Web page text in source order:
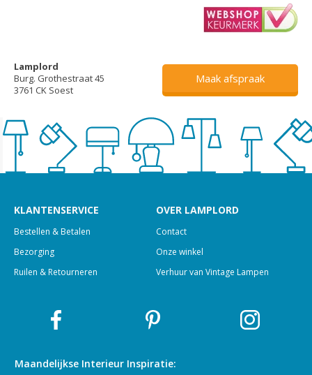
Lamplord
Burg. Grothestraat 45
3761 CK Soest
Maak afspraak
KLANTENSERVICE
Bestellen & Betalen
Bezorging
Ruilen & Retourneren
OVER LAMPLORD
Contact
Onze winkel
Verhuur van Vintage Lampen
Maandelijkse Interieur Inspiratie: